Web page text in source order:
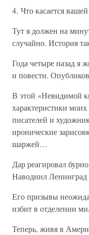
4. Что касается
Тут я должен на
случайно. История
Года четыре назад я
и повести.
В этой «Невидимой
характеристики
писателей и
иронические
шаржей…
Дар реагировал
Наводнил Ленинград
Его призывы
избит в отделении
Теперь, живя в